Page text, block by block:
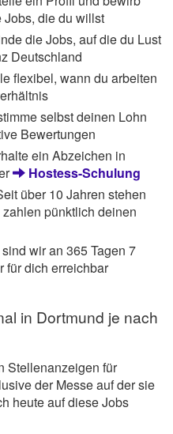
die du willst
die Jobs, auf die du Lust
Deutschland
flexibel, wann du arbeiten
selbst deinen Lohn
Bewertungen
ein Abzeichen in
Hostess-Schulung
über 10 Jahren stehen
pünktlich deinen
wir an 365 Tagen 7
für dich erreichbar
in Dortmund je nach
Stellenanzeigen für
der Messe auf der sie
heute auf diese Jobs